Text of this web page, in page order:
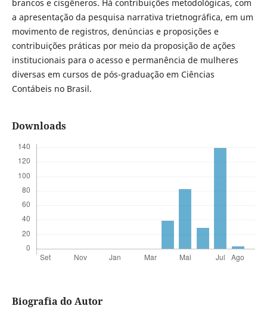
brancos e cisgêneros. Há contribuições metodológicas, com
a apresentação da pesquisa narrativa trietnográfica, em um
movimento de registros, denúncias e proposições e
contribuições práticas por meio da proposição de ações
institucionais para o acesso e permanência de mulheres
diversas em cursos de pós-graduação em Ciências
Contábeis no Brasil.
Downloads
Biografia do Autor